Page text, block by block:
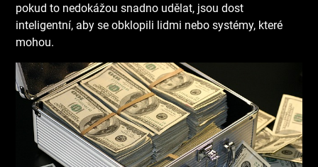
pokud to nedokážou snadno udělat, jsou dost
inteligentní, aby se obklopili lidmi nebo systémy, které
mohou.